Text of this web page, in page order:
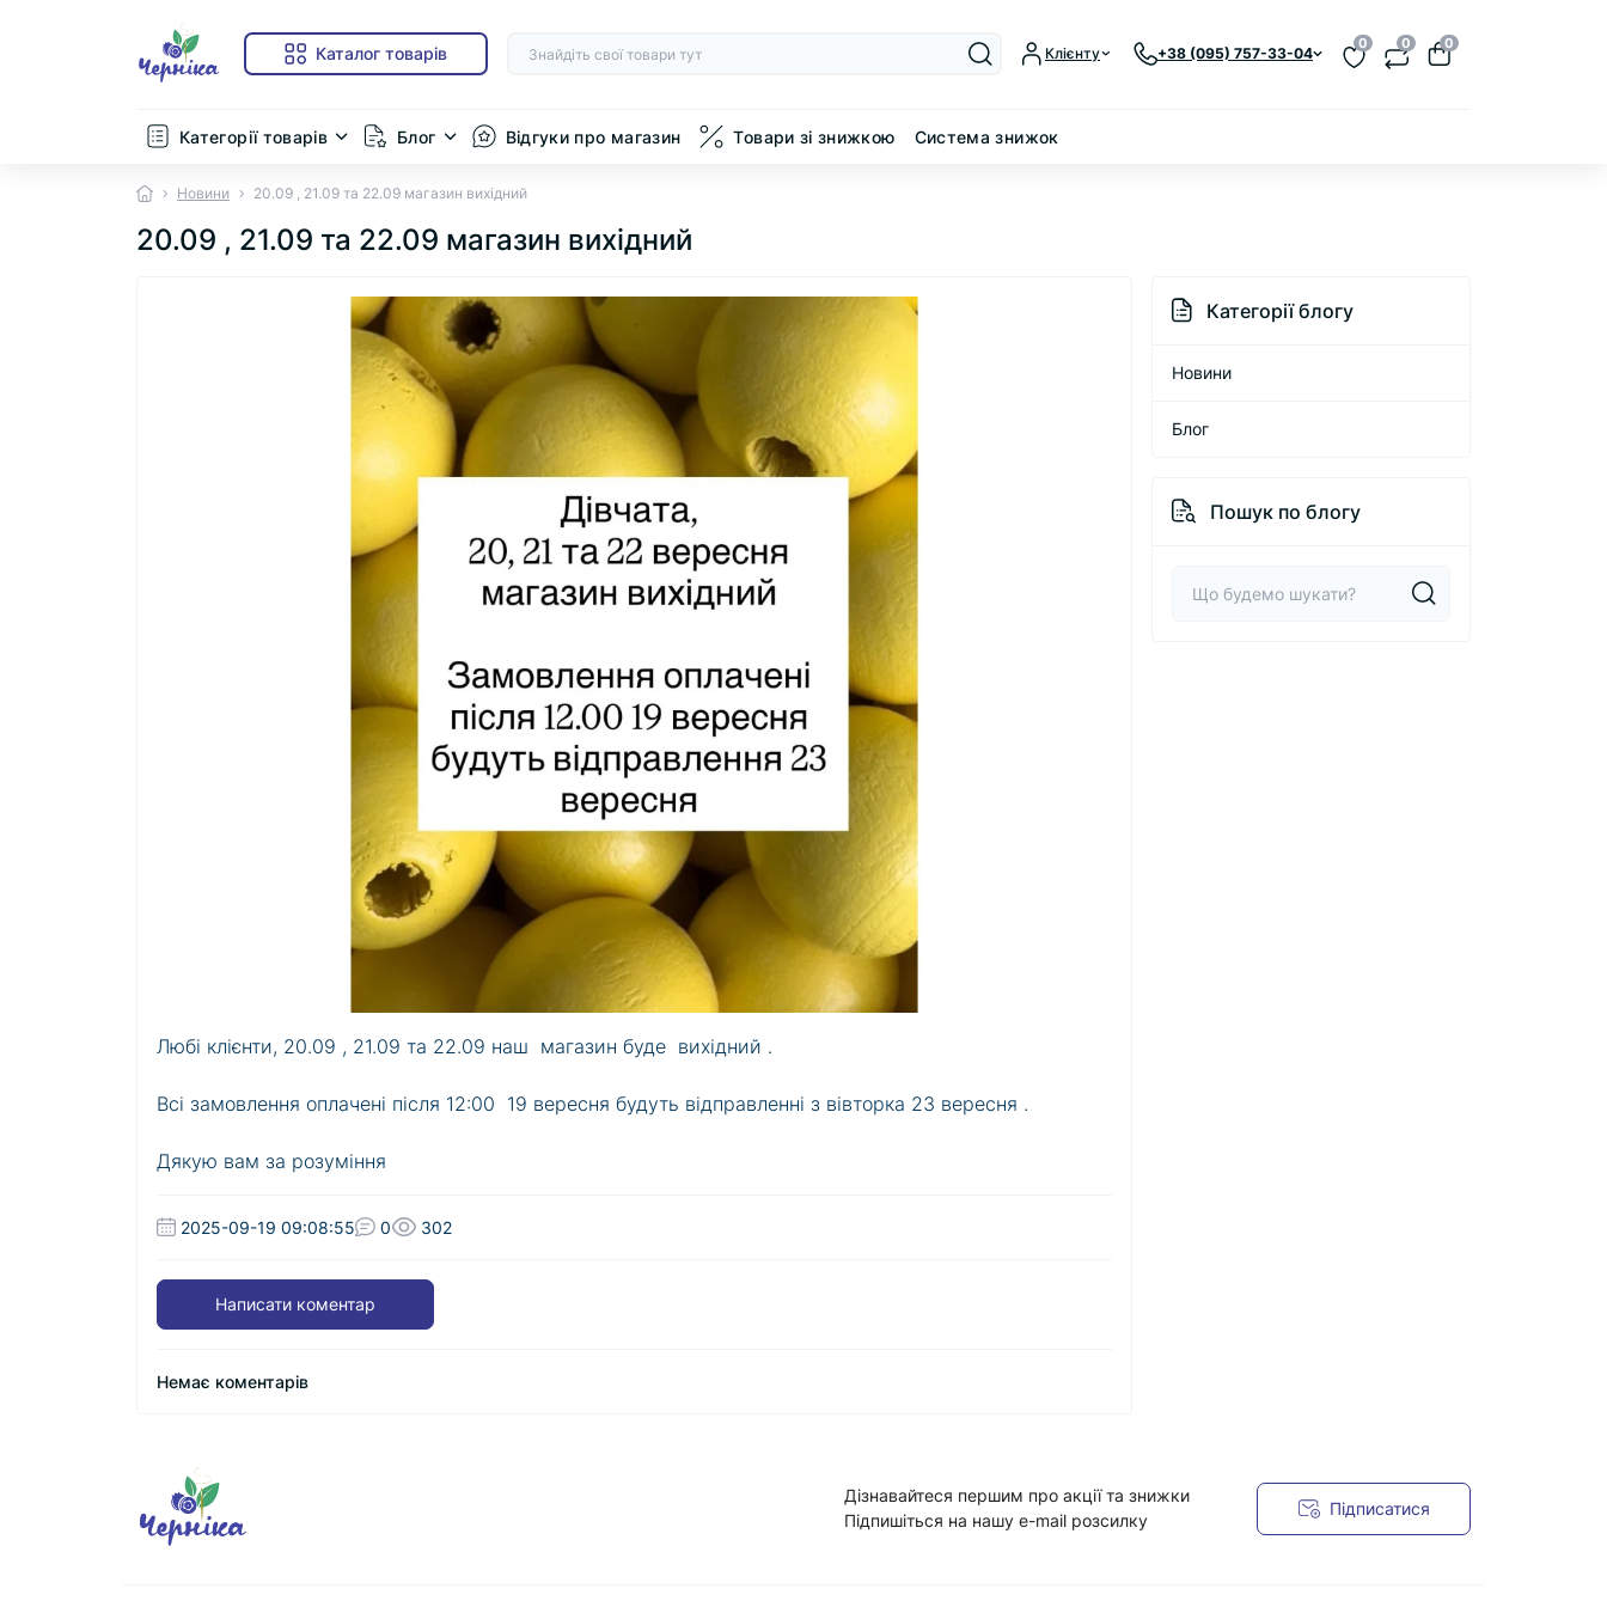
Каталог товарів Клієнту +38 (095) 757-33-04
0 0 0
Категорії товарів Блог Відгуки про магазин Товари зі знижкою Система знижок
Новини 20.09 , 21.09 та 22.09 магазин вихідний
20.09 , 21.09 та 22.09 магазин вихідний
Любі клієнти, 20.09 , 21.09 та 22.09 наш магазин буде вихідний .
Всі замовлення оплачені після 12:00 19 вересня будуть відправленні з вівторка 23 вересня .
​​​​​​​Дякую вам за розуміння
2025-09-19 09:08:55 0 302
Написати коментар
Немає коментарів
Категорії блогу
Новини
Блог
Пошук по блогу
Дізнавайтеся першим про акції та знижки
Підпишіться на нашу e-mail розсилку
Підписатися